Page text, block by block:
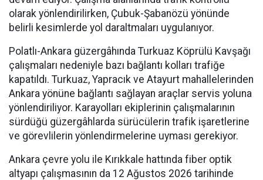
olarak yönlendirilirken, Çubuk-Şabanözü yönünde
belirli kesimlerde yol daraltmaları uygulanıyor.
Polatlı-Ankara güzergâhında Turkuaz Köprülü Kavşağı
çalışmaları nedeniyle bazı bağlantı kolları trafiğe
kapatıldı. Turkuaz, Yapracık ve Atayurt mahallelerinden
Ankara yönüne bağlantı sağlayan araçlar servis yoluna
yönlendiriliyor. Karayolları ekiplerinin çalışmalarının
sürdüğü güzergâhlarda sürücülerin trafik işaretlerine
ve görevlilerin yönlendirmelerine uyması gerekiyor.
Ankara çevre yolu ile Kırıkkale hattında fiber optik
altyapı çalışmasının da 12 Ağustos 2026 tarihinde